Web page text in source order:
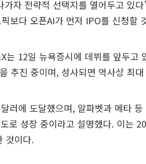
자 전략적 선택지를 열어두고 있
보다 오픈AI가 먼저 IPO를 신청할
는 12일 뉴욕증시에 데뷔를 앞두고
추진 중이며, 성사되면 역사상 최
러에 도달했으며, 알파벳과 메타 등
로 성장 중이라고 설명했다. 이는
것이다.